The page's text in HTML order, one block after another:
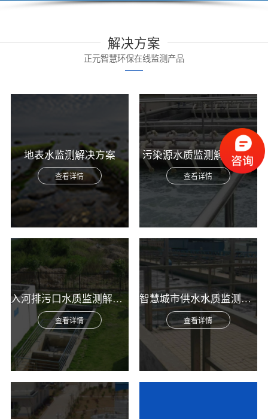
解决方案
正元智慧环保在线监测产品
地表水监测解决方案
查看详情
污染源水质监测解决方案
查看详情
入河排污口水质监测解决方案
查看详情
智慧城市供水水质监测综合解决方案
查看详情